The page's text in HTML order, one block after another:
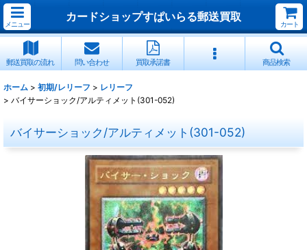
メニュー
カードショップすぱいらる郵送買取
カート
郵送買取の流れ 問い合わせ 買取承諾書 商品検索
ホーム > 初期/レリーフ > レリーフ
> バイサーショック/アルティメット(301-052)
バイサーショック/アルティメット(301-052)